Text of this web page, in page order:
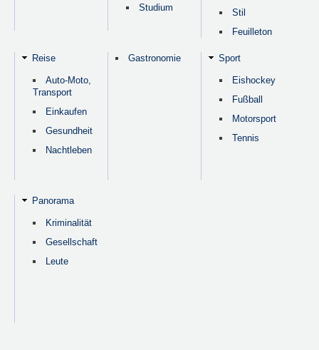
Studium
Stil
Feuilleton
Reise
Auto-Moto,
Transport
Einkaufen
Gesundheit
Nachtleben
Gastronomie Sport
Eishockey
Fußball
Motorsport
Tennis
Panorama
Kriminalität
Gesellschaft
Leute